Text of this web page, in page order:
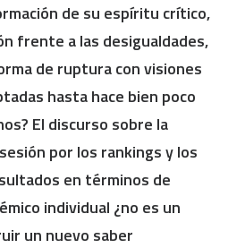
de su espíritu crítico,
frente a las desigualdades,
de ruptura con visiones
hasta hace bien poco
El discurso sobre la
por los rankings y los
en términos de
individual ¿no es un
un nuevo saber